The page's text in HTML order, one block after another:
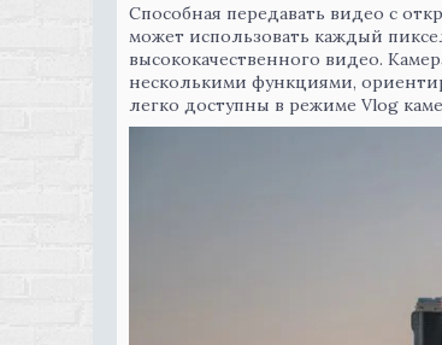
Способная передавать видео с
может использовать каждый
высококачественного видео.
несколькими функциями,
легко доступны в режиме Vlog